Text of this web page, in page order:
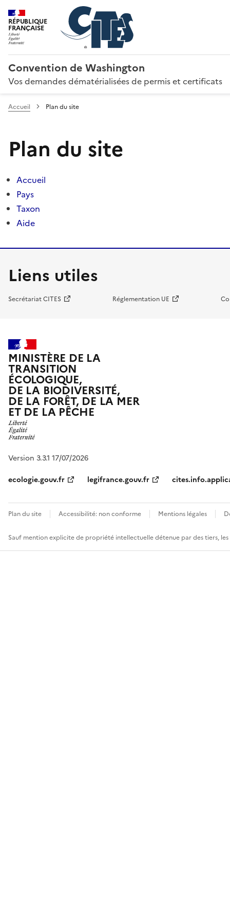
RÉPUBLIQUE
FRANÇAISE
Convention de Washington
Vos demandes dématérialisées de permis et certificats
Accueil Plan du site
Plan du site
Accueil
Pays
Taxon
Aide
Liens utiles
Secrétariat CITES Réglementation UE
MINISTÈRE DE LA
TRANSITION
ÉCOLOGIQUE,
DE LA BIODIVERSITÉ,
DE LA FORÊT, DE LA MER
ET DE LA PÊCHE
Version 3.3.1 17/07/2026
ecologie.gouv.fr
legifrance.gouv.fr
Plan du site Accessibilité: non conforme Mentions légales
Sauf mention explicite de propriété intellectuelle détenue par des tiers,